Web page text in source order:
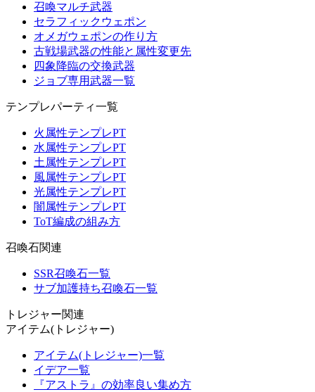
召喚マルチ武器
セラフィックウェポン
オメガウェポンの作り方
古戦場武器の性能と属性変更先
四象降臨の交換武器
ジョブ専用武器一覧
テンプレパーティ一覧
火属性テンプレPT
水属性テンプレPT
土属性テンプレPT
風属性テンプレPT
光属性テンプレPT
闇属性テンプレPT
ToT編成の組み方
召喚石関連
SSR召喚石一覧
サブ加護持ち召喚石一覧
トレジャー関連
アイテム(トレジャー)
アイテム(トレジャー)一覧
イデア一覧
『アストラ』の効率良い集め方